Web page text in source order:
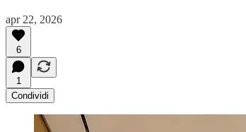
apr 22, 2026
6
1
Condividi